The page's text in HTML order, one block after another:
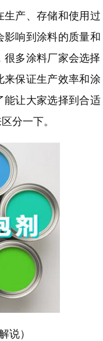
生产、存储和使用过
响到 涂料的质量和
多涂料厂家会选择
来保证生产效率和涂
能让大家选择到合适
分一下。
说）